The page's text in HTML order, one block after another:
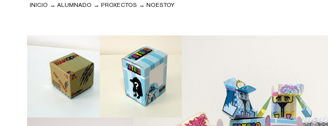
INICIO → ALUMNADO → PROXECTOS → NOESTOY